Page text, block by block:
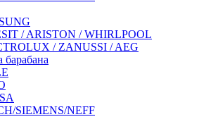
/ ARISTON / WHIRLPOOL
/ ZANUSSI / AEG
барабана
SIEMENS/NEFF